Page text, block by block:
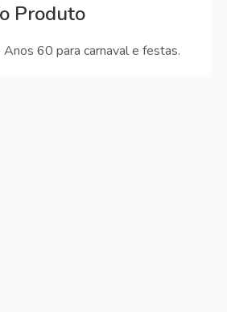
Produto
60 para carnaval e festas.